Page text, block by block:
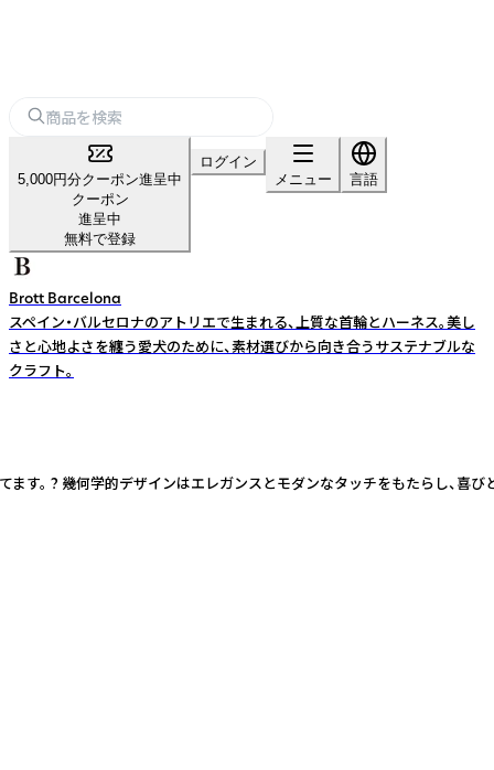
5,000円分クーポン進呈中
クーポン
進呈中
無料で登録
ログイン
メニュー
言語
Brott Barcelona
スペイン・バルセロナのアトリエで生まれる、上質な首輪とハーネス。美し
さと心地よさを纏う愛犬のために、素材選びから向き合うサステナブルな
クラフト。
。 ? 幾何学的デザインはエレガンスとモダンなタッチをもたらし、喜